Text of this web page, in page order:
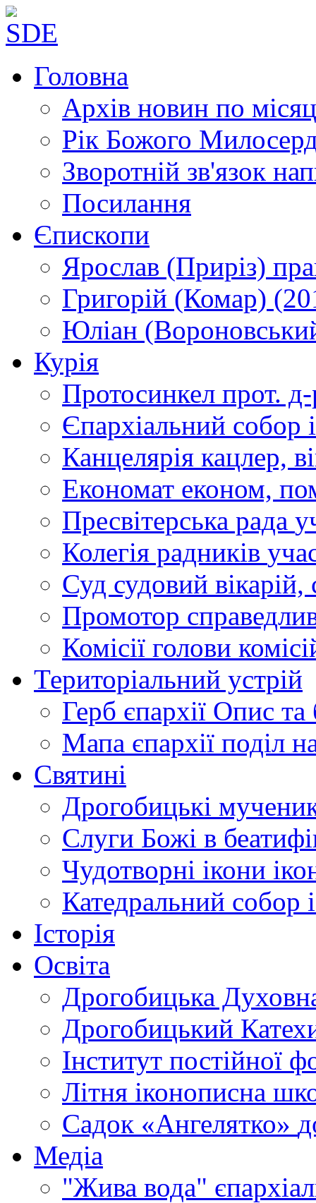
Головна
Архів новин по
Рік Божого
Зворотній зв'язок
Посилання
Єпископи
Ярослав (Приріз)
Григорій (Комар)
Юліан
Курія
Протосинкел прот.
Єпархіальний собор
Канцелярія кацлер,
Економат економ,
Пресвітерська рада
Колегія радників
Суд судовий вікарій,
Промотор
Комісії голови
Територіальний устрій
Герб єпархії Опис та
Мапа єпархії поділ
Святині
Дрогобицькі
Слуги Божі в
Чудотворні ікони
Катедральний собор
Історія
Освіта
Дрогобицька
Дрогобицький
Інститут постійної
Літня іконописна
Садок «Ангелятко»
Медіа
"Жива вода"